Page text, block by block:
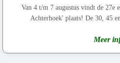
Van 4 t/m 7 augustus vindt de 27e
Achterhoek' plaats! De 30, 45
Meer